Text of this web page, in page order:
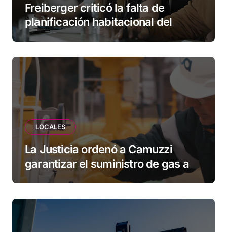
Freiberger criticó la falta de
planificación habitacional del
Municipio: “Vuoto deja afuera a
esperando”
LOCALES
La Justicia ordenó a Camuzzi
garantizar el suministro de gas a
una familia de Tolhuin